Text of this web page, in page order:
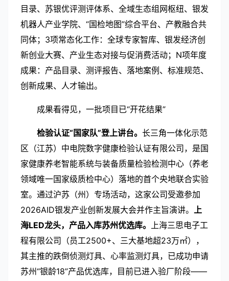
目录、苏银优评测评体系、全域生态组网枢纽、银发
机器人产业学院、“国检地图”综合平台、产教融合共
同体； 3项常态化工作：全球专家智库、银发经济创
新创业大赛、产业生态对接与促消费活动； N项年度
成果：产品目录、测评报告、落地案例、标准规范、
创新成果、人才输出。
成果看得见，一批项目已“开花结果”
检验认证“国家队”登上讲台。 长三角一体化示范
区（江苏）中电院数字健康检验认证有限公司，是国
家健康养老智能系统与装备质量检验检测中心（养老
领域唯一国家级质检中心）落地的首个央地联合实验
室。通过沪苏（州）专场活动，这家公司受邀参加
2026AID银发产业创新发展大会并作主旨演讲。 上
海LED龙头，产品入库苏州优选库。 上海三思电子工
程有限公司（员工2500+、三大基地超23万㎡），
其主推的跌倒侦测灯具、心率监测灯具，已成功申请
苏州“银龄18”产品优选库，目前已进入验厂阶段——